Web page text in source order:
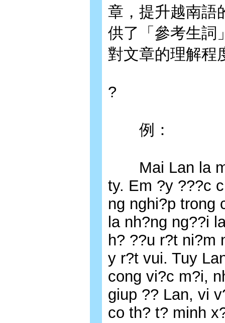
章，提升越南語
供了「參考生詞
對文章的理解程
?
例：
Mai Lan la
ty. Em ?y ???c
ng nghi?p trong
la nh?ng ng??i
h? ??u r?t ni?m
y r?t vui. Tuy
cong vi?c m?i,
giup ?? Lan, vi
co th? t? minh